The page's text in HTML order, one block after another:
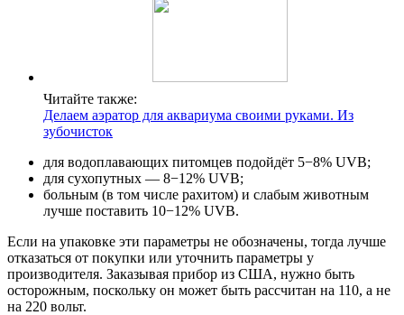
Читайте также:
Делаем аэратор для аквариума своими руками. Из
зубочисток
для водоплавающих питомцев подойдёт 5−8% UVB;
для сухопутных — 8−12% UVB;
больным (в том числе рахитом) и слабым животным
лучше поставить 10−12% UVB.
Если на упаковке эти параметры не обозначены, тогда лучше
отказаться от покупки или уточнить параметры у
производителя. Заказывая прибор из США, нужно быть
осторожным, поскольку он может быть рассчитан на 110, а не
на 220 вольт.